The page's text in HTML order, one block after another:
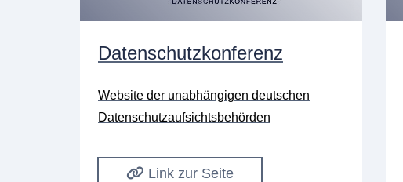
Datenschutzkonferenz
Website der unabhängigen deutschen
Datenschutzaufsichtsbehörden
Link zur Seite